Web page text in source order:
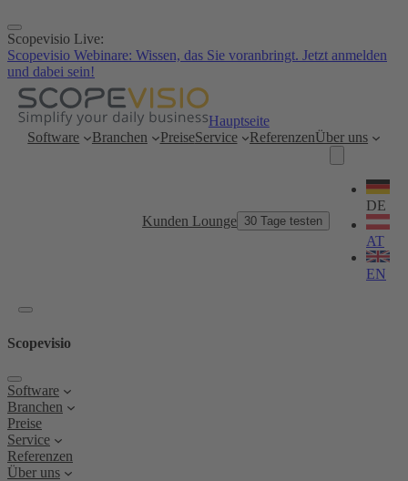
Zum
Inhalt
springen
Scopevisio Live:
Scopevisio Webinare: Wissen, das Sie voranbringt. Jetzt anmelden
und dabei sein!
Hauptseite
Software
Branchen PreiseService ReferenzenÜber uns
Kunden Lounge 30 Tage testen
Sprache
wählen
DE
AT
EN
Scopevisio
Software
Branchen
Preise
Service
Referenzen
Über uns